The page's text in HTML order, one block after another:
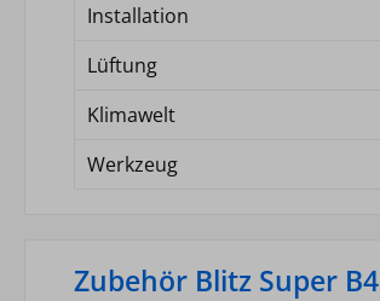
Installation
Lüftung
Klimawelt
Werkzeug
Zubehör Blitz Super B4